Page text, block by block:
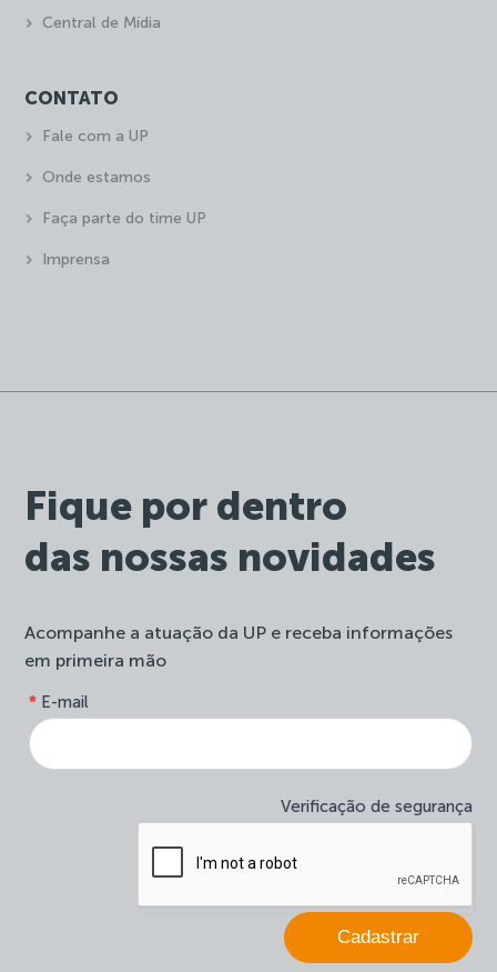
Fique por dentro
das nossas novidades
Acompanhe a atuação da UP e receba informações
em primeira mão
site-
newsletter
E-mail
*
Verificação de segurança
Cadastrar
você
é
humano,
este
campo
branco.
Central de Mídia
CONTATO
Fale com a UP
Onde estamos
Faça parte do time UP
Imprensa